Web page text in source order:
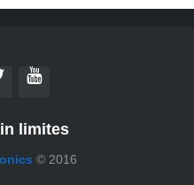
limites
© 2016